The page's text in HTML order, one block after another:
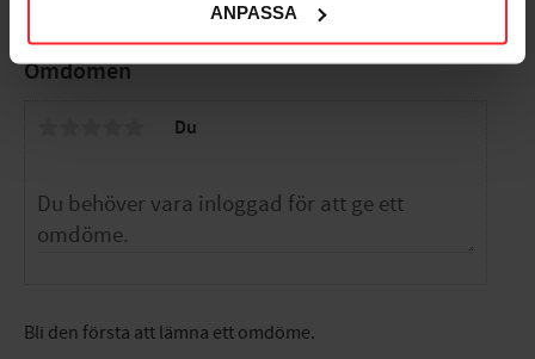
ANPASSA
Omdömen
Du
Bli den första att lämna ett omdöme.